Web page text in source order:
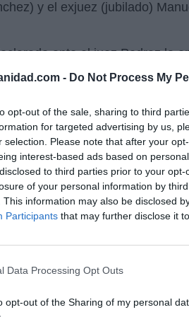
- Do Not Process My
opt-out of the sale, sharing to third
for targeted advertising by us,
selection. Please note that after your
interest-based ads based on
to third parties prior to your
of your personal information by
This information may also be disclosed
Participants that may further disclose it
Data Processing Opt Outs
opt-out of the Sharing of my personal
y el exjuez (jubilado)
ante el juez Pedraz la
había llevado 90.000 euros en
una oferta de las cloacas del
Koldo García, Leticia de la Hoz
versión.
el juez lo dicho previamente
de la Hoz le ofreció 250.000
donde ella vivía por un
la levó a Ferraz,Álvaro
que a él le ofrecieron
anular todo el